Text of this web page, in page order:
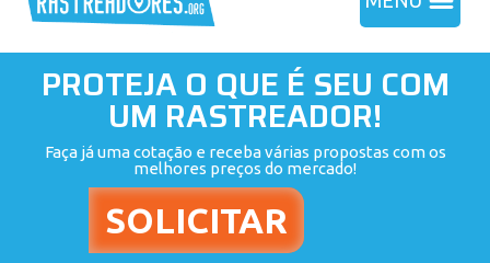
PROTEJA O QUE É SEU COM
UM RASTREADOR!
Faça já uma cotação e receba várias propostas com os
melhores preços do mercado!